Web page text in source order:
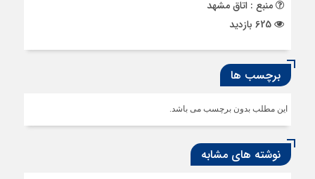
منبع : اتاق مشهد
برچسب ها
این مطلب بدون برچسب می باشد.
نوشته های مشابه